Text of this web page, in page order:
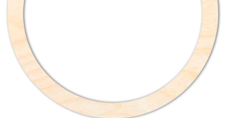
Datenschutzerklärung